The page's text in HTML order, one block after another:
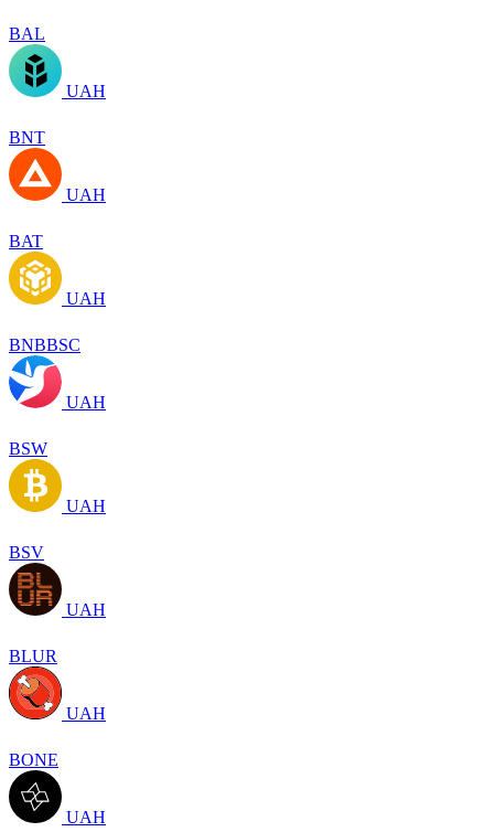
BAL
UAH
BNT
UAH
BAT
UAH
BNBBSC
UAH
BSW
UAH
BSV
UAH
BLUR
UAH
BONE
UAH